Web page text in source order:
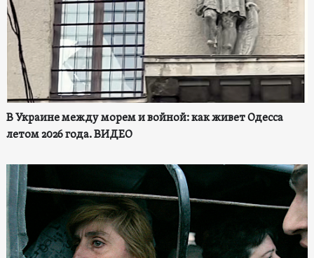
В Украине между морем и войной: как живет Одесса
летом 2026 года. ВИДЕО